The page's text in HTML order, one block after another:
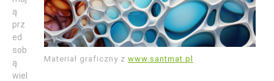
Materiał graficzny z www.santmat.pl
ą
prz
ed
sob
ą
wiel